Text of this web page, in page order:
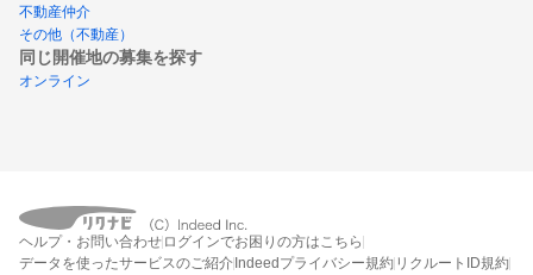
不動産仲介
その他（不動産）
同じ開催地の募集を探す
オンライン
締切：なし
ヘルプ・お問い合わせ ログインでお困りの方はこちら
データを使ったサービスのご紹介 Indeedプライバシー規約 リクルートID規約